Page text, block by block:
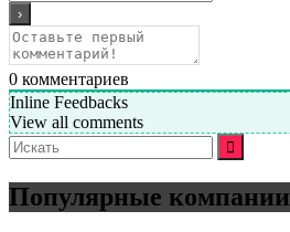
0 комментариев
Inline Feedbacks
View all comments
Искать:
Популярные компании